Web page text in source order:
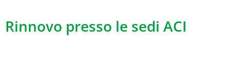
Rinnovo presso le sedi ACI